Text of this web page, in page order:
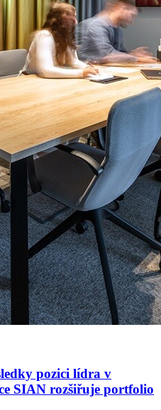
pozici lídra v
SIAN rozšiřuje portfolio